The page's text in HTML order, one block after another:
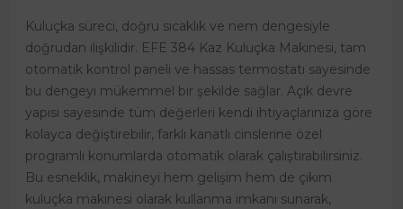
Kuluçka süreci, doğru sıcaklık ve nem dengesiyle
doğrudan ilişkilidir. EFE 384 Kaz Kuluçka Makinesi, tam
otomatik kontrol paneli ve hassas termostatı sayesinde
bu dengeyi mükemmel bir şekilde sağlar. Açık devre
yapısı sayesinde tüm değerleri kendi ihtiyaçlarınıza göre
kolayca değiştirebilir, farklı kanatlı cinslerine özel
programlı konumlarda otomatik olarak çalıştırabilirsiniz.
Bu esneklik, makineyi hem gelişim hem de çıkım
kuluçka makinesi olarak kullanma imkanı sunarak,